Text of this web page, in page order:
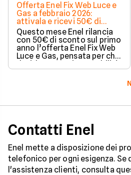
Offerta Enel Fix Web Luce e
Gas a febbraio 2026:
attivala e ricevi 50€ di
sconto
Questo mese Enel rilancia
con 50€ di sconto sul primo
anno l’offerta Enel Fix Web
Luce e Gas, pensata per chi
desidera maggiore stabilità
e prevedibilità in bolletta.
Contatti Enel
Enel mette a disposizione dei
telefonico per ogni esigenza.
l'assistenza clienti, consulta